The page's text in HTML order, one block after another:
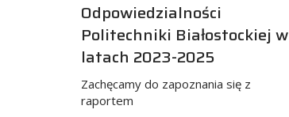
Odpowiedzialności
Politechniki Białostockiej w
latach 2023-2025
Zachęcamy do zapoznania się z
raportem